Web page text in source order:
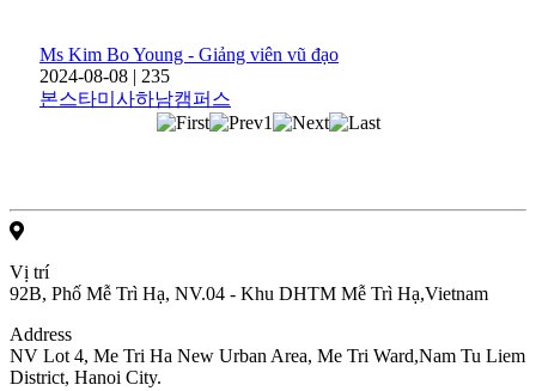
Ms Kim Bo Young - Giảng viên vũ đạo
2024-08-08 | 235
본스타미사하남캠퍼스
1
Vị trí
92B, Phố Mễ Trì Hạ, NV.04 - Khu DHTM Mễ Trì Hạ,Vietnam
Address
NV Lot 4, Me Tri Ha New Urban Area, Me Tri Ward,Nam Tu Liem
District, Hanoi City.